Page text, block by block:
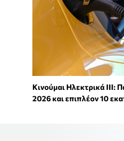
Κινούμαι Ηλεκτρικά ΙΙΙ:
2026 και επιπλέον 10